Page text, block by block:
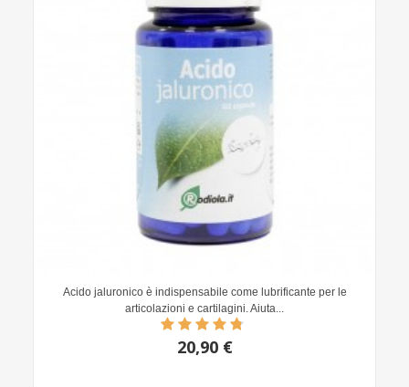
Acido jaluronico è indispensabile come lubrificante per le
articolazioni e cartilagini. Aiuta...
20,90 €